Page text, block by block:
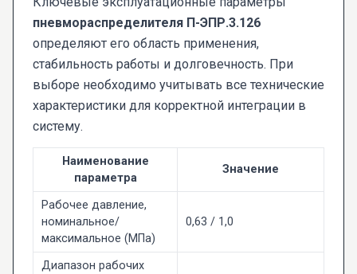
пневмораспределителя П-ЭПР.3.126
определяют его область применения,
стабильность работы и долговечность. При
выборе необходимо учитывать все технические
характеристики для корректной интеграции в
систему.
Наименование
параметра
Значение
Рабочее давление,
номинальное/
максимальное (МПа)
0,63 / 1,0
Диапазон рабочих